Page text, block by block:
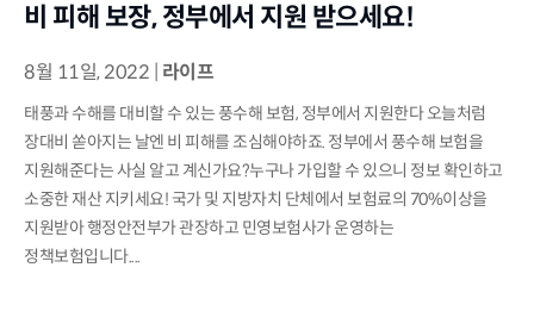
비 피해 보장, 정부에서 지원 받으세요!
8월 11일, 2022 라이프
태풍과 수해를 대비할 수 있는 풍수해 보험, 정부에서 지원한다 오늘처럼
장대비 쏟아지는 날엔 비 피해를 조심해야하죠. 정부에서 풍수해 보험을
지원해준다는 사실 알고 계신가요?누구나 가입할 수 있으니 정보 확인하고
소중한 재산 지키세요! 국가 및 지방자치 단체에서 보험료의 70%이상을
지원받아 행정안전부가 관장하고 민영보험사가 운영하는
정책보험입니다....